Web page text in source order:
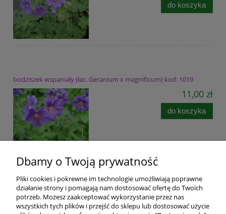
do koszyka
bodziszek wspaniały (łac. Geranium x magnificum) kod: 1019
11,00 zł
do koszyka
Pomoc
Dostawa i płatności
Dbamy o Twoją prywatność
Pliki cookies i pokrewne im technologie umożliwiają poprawne
działanie strony i pomagają nam dostosować ofertę do Twoich
potrzeb. Możesz zaakceptować wykorzystanie przez nas
wszystkich tych plików i przejść do sklepu lub dostosować użycie